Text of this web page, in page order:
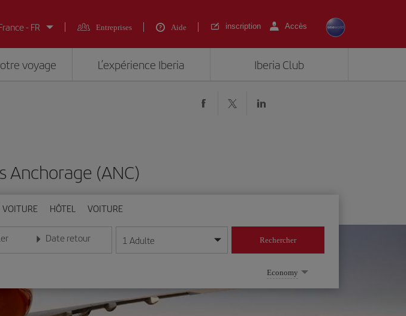
- FR
Entreprises Aide inscription Accès
voyage L’expérience Iberia Iberia Club
Anchorage (ANC)
VOITURE HÔTEL VOITURE
au format jour/mois/année
Date retour
Entrez la date au format jour/mois/année
1 Adulte Rechercher
Economy